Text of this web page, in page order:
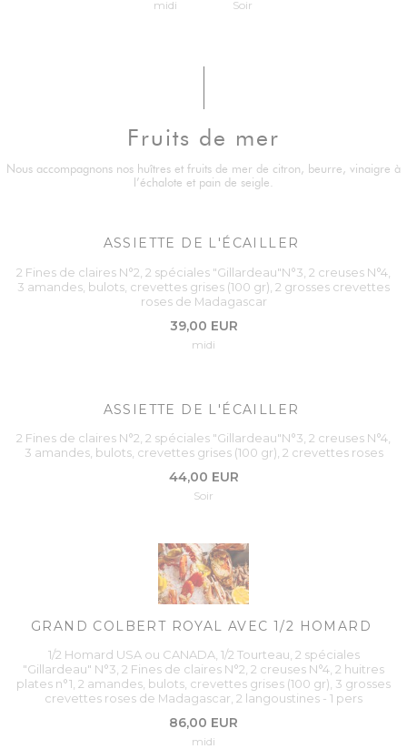
midi Soir
Fruits de mer
Nous accompagnons nos huîtres et fruits de mer de citron, beurre, vinaigre à
l’échalote et pain de seigle.
ASSIETTE DE L'ÉCAILLER
2 Fines de claires N°2, 2 spéciales "Gillardeau"N°3, 2 creuses N°4,
3 amandes, bulots, crevettes grises (100 gr), 2 grosses crevettes
roses de Madagascar
39,00 EUR
midi
ASSIETTE DE L'ÉCAILLER
2 Fines de claires N°2, 2 spéciales "Gillardeau"N°3, 2 creuses N°4,
3 amandes, bulots, crevettes grises (100 gr), 2 crevettes roses
44,00 EUR
Soir
GRAND COLBERT ROYAL AVEC 1/2 HOMARD
1/2 Homard USA ou CANADA, 1/2 Tourteau, 2 spéciales
"Gillardeau" N°3, 2 Fines de claires N°2, 2 creuses N°4, 2 huitres
plates n°1, 2 amandes, bulots, crevettes grises (100 gr), 3 grosses
crevettes roses de Madagascar, 2 langoustines - 1 pers
86,00 EUR
midi